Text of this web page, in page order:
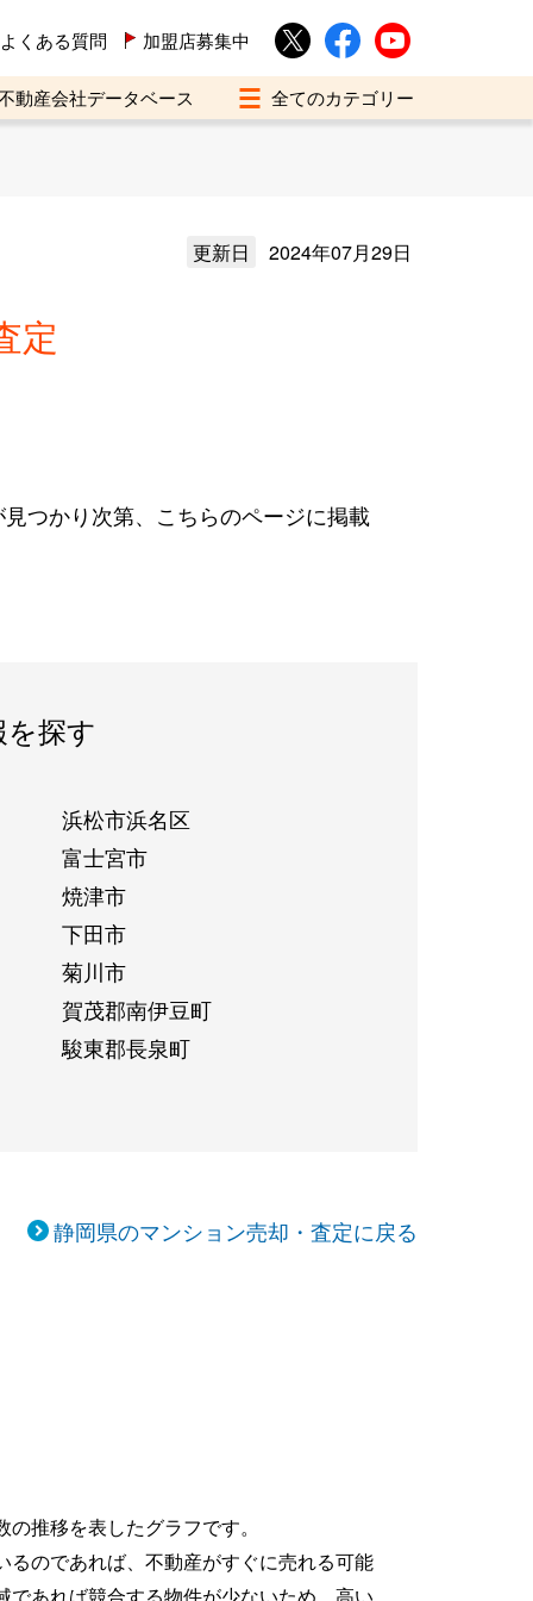
よくある質問 加盟店募集中
動産会社データベース
更新日 2024年07月29日
定
つかり次第、こちらのページに掲載
探す
浜松市浜名区
富士宮市
焼津市
下田市
菊川市
賀茂郡南伊豆町
駿東郡長泉町
静岡県のマンション売却・査定に戻る
推移を表したグラフです。
るのであれば、不動産がすぐに売れる可能